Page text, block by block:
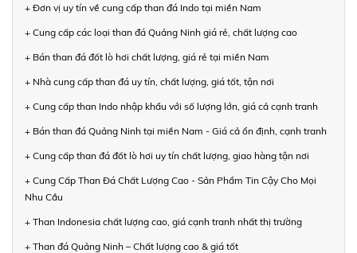
+ Đơn vị uy tín về cung cấp than đá Indo tại miền Nam
+ Cung cấp các loại than đá Quảng Ninh giá rẻ, chất lượng cao
+ Bán than đá đốt lò hơi chất lượng, giá rẻ tại miền Nam
+ Nhà cung cấp than đá uy tín, chất lượng, giá tốt, tận nơi
+ Cung cấp than Indo nhập khẩu với số lượng lớn, giá cả cạnh tranh
+ Bán than đá Quảng Ninh tại miền Nam - Giá cả ổn định, cạnh tranh
+ Cung cấp than đá đốt lò hơi uy tín chất lượng, giao hàng tận nơi
+ Cung Cấp Than Đá Chất Lượng Cao - Sản Phẩm Tin Cậy Cho Mọi
Nhu Cầu
+ Than Indonesia chất lượng cao, giá cạnh tranh nhất thị trường
+ Than đá Quảng Ninh – Chất lượng cao & giá tốt